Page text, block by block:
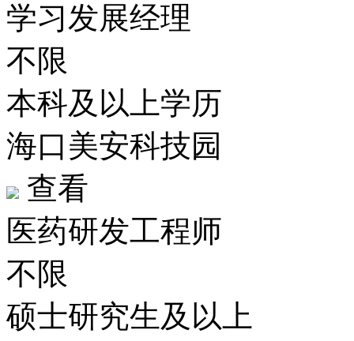
学习发展经理
不限
本科及以上学历
海口美安科技园
查看
医药研发工程师
不限
硕士研究生及以上